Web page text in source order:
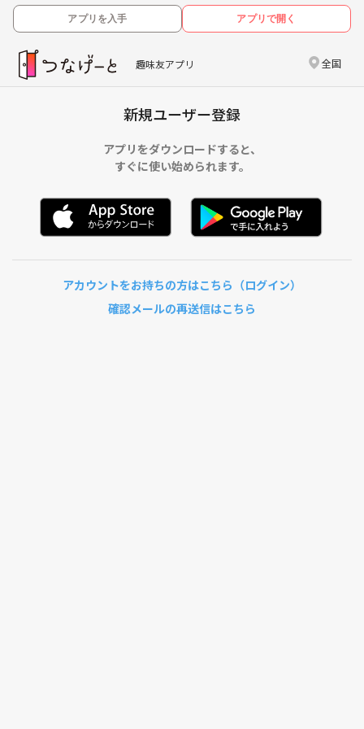
アプリを入手 アプリで開く
趣味友アプリ 全国
新規ユーザー登録
アプリをダウンロードすると、
すぐに使い始められます。
アカウントをお持ちの方はこちら（ログイン）
確認メールの再送信はこちら